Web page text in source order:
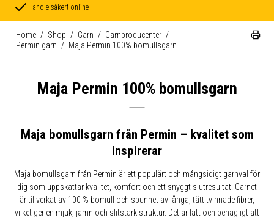
Handle säkert online
Home / Shop / Garn / Garnproducenter /
Permin garn / Maja Permin 100% bomullsgarn
Maja Permin 100% bomullsgarn
Maja bomullsgarn från Permin – kvalitet som
inspirerar
Maja bomullsgarn från Permin är ett populärt och mångsidigt garnval för
dig som uppskattar kvalitet, komfort och ett snyggt slutresultat. Garnet
är tillverkat av 100 % bomull och spunnet av långa, tätt tvinnade fibrer,
vilket ger en mjuk, jämn och slitstark struktur. Det är lätt och behagligt att